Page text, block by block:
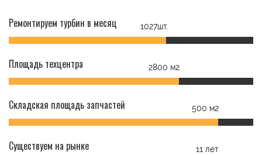
Ремонтируем турбин в месяц 1027шт.
Площадь техцентра 2800 м2
Складская площадь запчастей 500 м2
Существуем на рынке 11 лет